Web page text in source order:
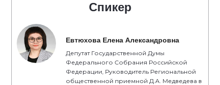
Спикер
Евтюхова Елена Александровна
Депутат Государственной Думы
Федерального Собрания Российской
Федерации, Руководитель Региональной
общественной приемной Д.А. Медведева в